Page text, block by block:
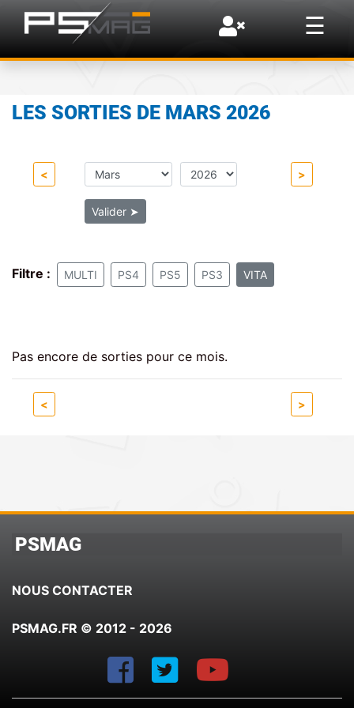
☰
×
LES SORTIES DE MARS 2026
<
Valider ➤
>
Filtre : MULTI PS4 PS5 PS3 VITA
Pas encore de sorties pour ce mois.
< >
PSMAG
NOUS CONTACTER
PSMAG.FR © 2012 - 2026